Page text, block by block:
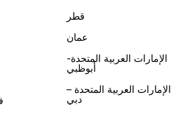
قطر
عمان
الإمارات العربية المتحدة-
أبوظبي
الإمارات العربية المتحدة –
دبي